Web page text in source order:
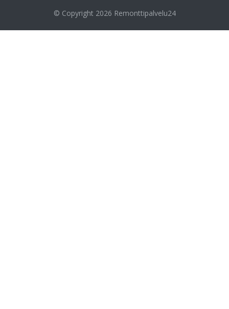
© Copyright 2026 Remonttipalvelu24